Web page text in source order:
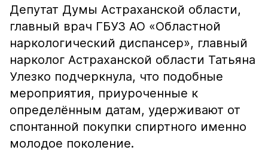
Депутат Думы Астраханской области,
главный врач ГБУЗ АО «Областной
наркологический диспансер», главный
нарколог Астраханской области Татьяна
Улезко подчеркнула, что подобные
мероприятия, приуроченные к
определённым датам, удерживают от
спонтанной покупки спиртного именно
молодое поколение.